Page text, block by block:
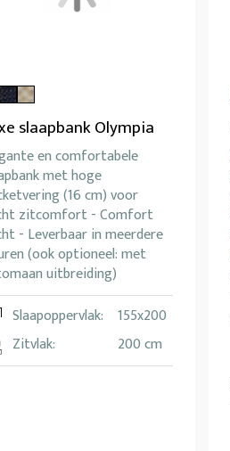
slaapbank Olympia
en comfortabele
met hoge
(16 cm) voor
zitcomfort - Comfort
- Leverbaar in meerdere
(ook optioneel: met
uitbreiding)
Slaapoppervlak:
155x200
Zitvlak:
200 cm